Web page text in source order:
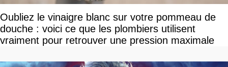
Oubliez le vinaigre blanc sur votre pommeau de
douche : voici ce que les plombiers utilisent
vraiment pour retrouver une pression maximale